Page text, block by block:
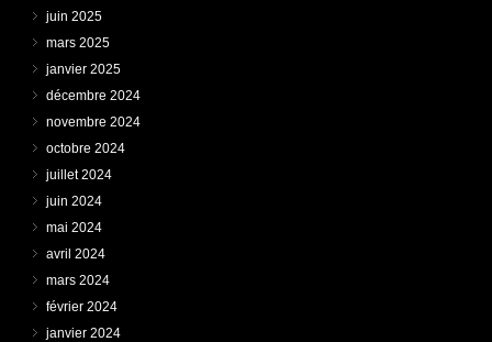
juin 2025
mars 2025
janvier 2025
décembre 2024
novembre 2024
octobre 2024
juillet 2024
juin 2024
mai 2024
avril 2024
mars 2024
février 2024
janvier 2024